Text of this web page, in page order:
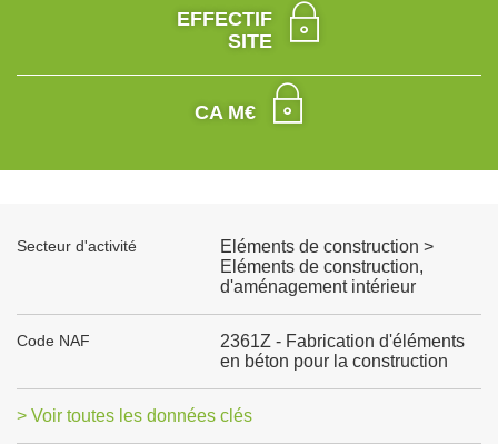
EFFECTIF
SITE
CA M€
Secteur d'activité
Eléments de construction >
Eléments de construction,
d'aménagement intérieur
Code NAF
2361Z - Fabrication d'éléments
en béton pour la construction
> Voir toutes les données clés